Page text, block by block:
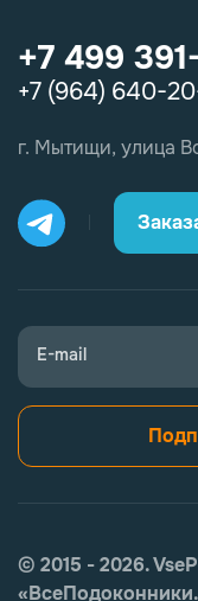
+7 499
+7 (964) 640-
г. Мытищи, улица
E-mail
© 2015 - 2026.